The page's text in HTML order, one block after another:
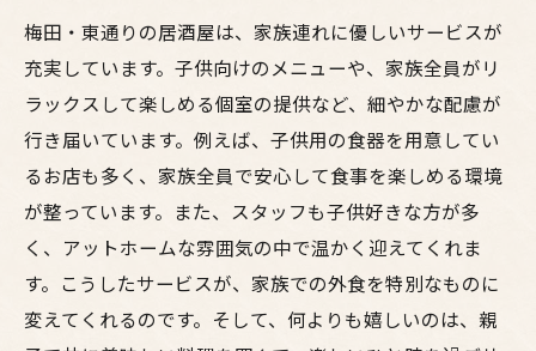
梅田・東通りの居酒屋は、家族連れに優しいサービスが
充実しています。子供向けのメニューや、家族全員がリ
ラックスして楽しめる個室の提供など、細やかな配慮が
行き届いています。例えば、子供用の食器を用意してい
るお店も多く、家族全員で安心して食事を楽しめる環境
が整っています。また、スタッフも子供好きな方が多
く、アットホームな雰囲気の中で温かく迎えてくれま
す。こうしたサービスが、家族での外食を特別なものに
変えてくれるのです。そして、何よりも嬉しいのは、親